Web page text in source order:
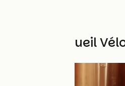
Autres Accueil